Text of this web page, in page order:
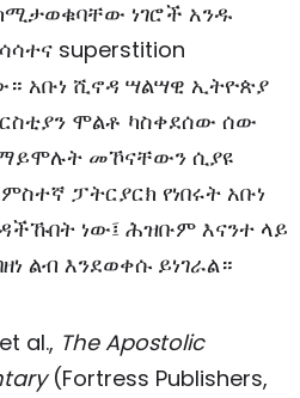
ነገሮች አንዱ
superstition
አቡነ ሺኖዳ ሣልሣዊ ኢትዮጵያ
ሞልቶ ካስቀደሰው ሰው
መኾናቸውን ሲያዩ
ፓትርያርክ የነበሩት አቡነ
ነው፤ ሕዝቡም እናንተ ላይ
ልብ እንደወቀሱ ይነገራል።
al., The Apostolic
(Fortress Publishers,